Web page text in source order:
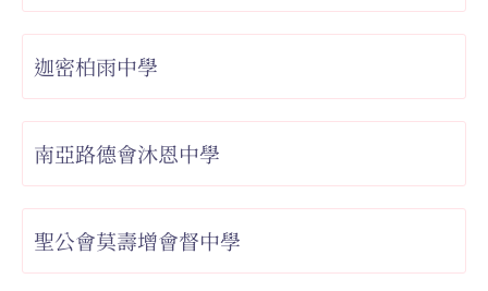
迦密柏雨中學
南亞路德會沐恩中學
聖公會莫壽增會督中學